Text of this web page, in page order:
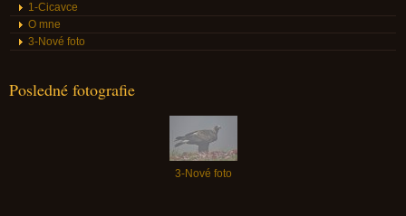
1-Cicavce
O mne
3-Nové foto
Posledné fotografie
3-Nové foto